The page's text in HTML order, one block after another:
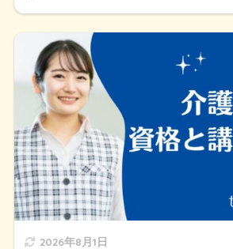
2026年8月1日